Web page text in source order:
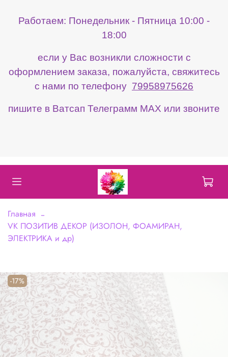
Работаем: Понедельник - Пятница 10:00 -
18:00
если у Вас возникли сложности с
оформлением заказа, пожалуйста, свяжитесь
с нами по телефону 79958975626
пишите в Ватсап Телеграмм МАХ или звоните
Главная
VK ПОЗИТИВ ДЕКОР (ИЗОЛОН, ФОАМИРАН,
ЭЛЕКТРИКА и др)
-17%